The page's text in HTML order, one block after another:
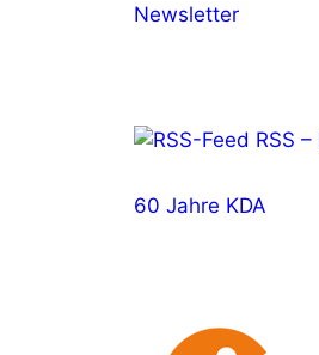
Newsletter
RSS
60 Jahre KDA